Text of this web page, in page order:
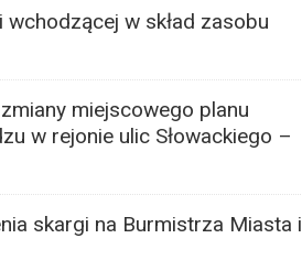
w skład zasobu
miejscowego planu
w rejonie ulic Słowackiego –
skargi na Burmistrza Miasta i